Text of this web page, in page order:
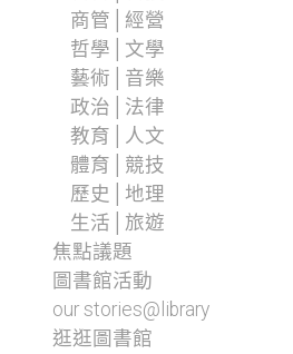
商管│經營
哲學│文學
藝術│音樂
政治│法律
教育│人文
體育│競技
歷史│地理
生活│旅遊
焦點議題
圖書館活動
our stories@library
逛逛圖書館